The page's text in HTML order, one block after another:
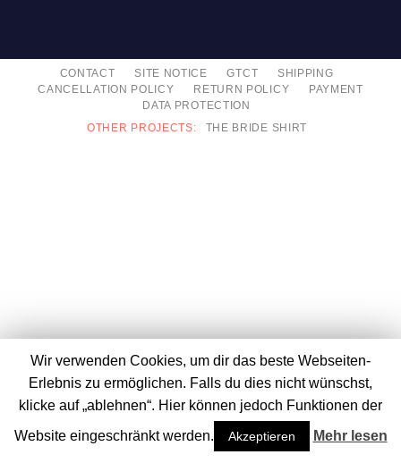
CONTACT SITE NOTICE GTCT
SHIPPING
CANCELLATION POLICY
RETURN POLICY
PAYMENT
DATA PROTECTION
THE BRIDE SHIRT
Wir verwenden Cookies, um dir das beste Webseiten-
Erlebnis zu ermöglichen. Falls du dies nicht wünschst,
klicke auf „ablehnen“. Hier können jedoch Funktionen der
Website eingeschränkt werden.
Akzeptieren Mehr lesen